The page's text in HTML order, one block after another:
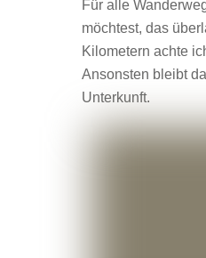
Für alle
möchtest, das
Kilometern achte
Ansonsten bleibt
Unterkunft.